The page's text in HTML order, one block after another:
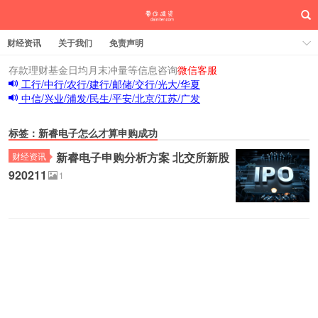
财经资讯 关于我们 免责声明
存款理财基金日均月末冲量等信息咨询微信客服
工行/中行/农行/建行/邮储/交行/光大/华夏
中信/兴业/浦发/民生/平安/北京/江苏/广发
标签：新睿电子怎么才算申购成功
财经资讯
新睿电子申购分析方案 北交所新股
920211
1